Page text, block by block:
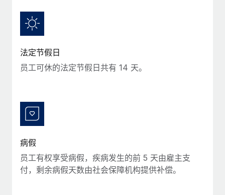
设备管理
实体设立
快速建立合规实体
轻松搬迁员工
轻松管理员工福利
Why owned entities are key to maintaining
EOR compliance
As the global workforce continues to expand in response
to the demands of today’s labor market, the...
What a Workday global payroll implementation
Most teams hear "payroll implementation" and picture a
six-month project with a dedicated team....
法定节假日
员工可休的法定节假日共有 14 天。
病假
员工有权享受病假，疾病发生的前 5 天由雇主支
付，剩余病假天数由社会保障机构提供补偿。